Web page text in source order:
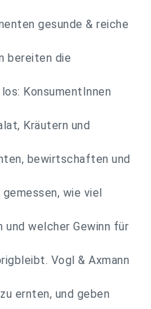
gesunde & reiche
bereiten die
KonsumentInnen
Kräutern und
bewirtschaften und
wie viel
welcher Gewinn für
Vogl & Axmann
ernten, und geben